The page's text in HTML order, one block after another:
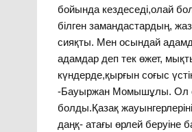
бойында кездеседі,олай
білген замандастардың,
сияқты. Мен осындай
адамдар деп тек өжет,
күндерде,қырғын соғыс
-Бауыржан Момышұлы. Ол
болды.Қазақ
даңқ- атағы өрлей беруіне